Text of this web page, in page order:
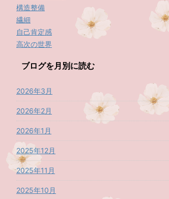
構造整備
繊細
自己肯定感
高次の世界
ブログを月別に読む
2026年3月
2026年2月
2026年1月
2025年12月
2025年11月
2025年10月